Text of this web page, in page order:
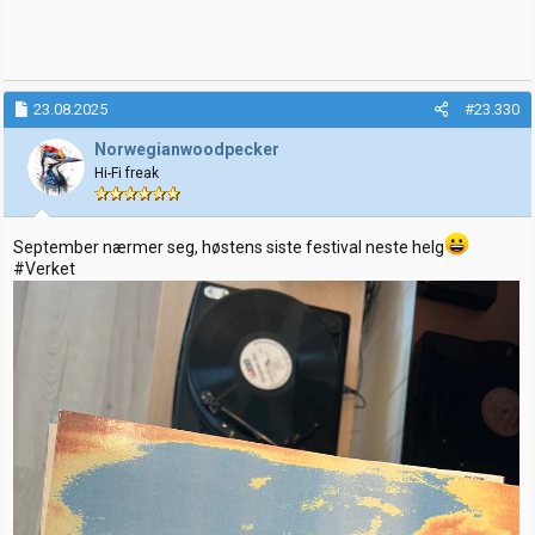
23.08.2025 #23.330
Norwegianwoodpecker
Hi-Fi freak
September nærmer seg, høstens siste festival neste helg
#Verket